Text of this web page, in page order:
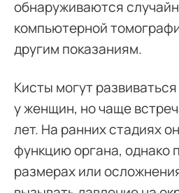
обнаруживаются
компьютерной
другим показаниям.
Кисты могут
у женщин, но чаще
лет. На ранних стадиях
функцию органа, однако
размерах или